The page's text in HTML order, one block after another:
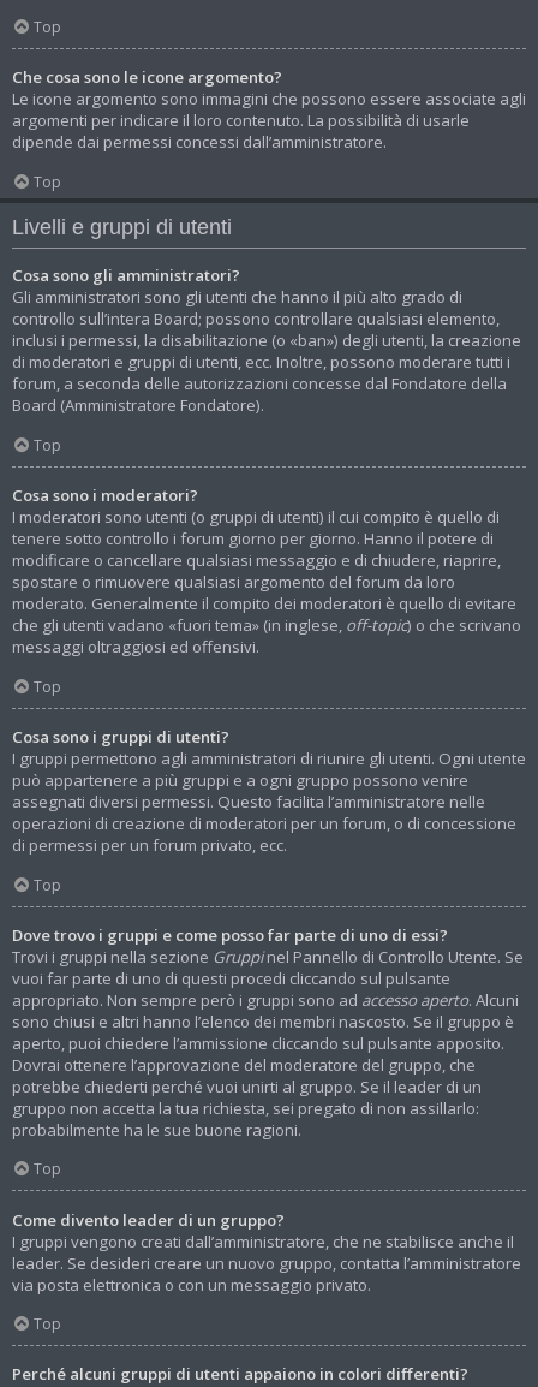
Top
Che cosa sono le icone argomento?
Le icone argomento sono immagini che possono essere associate agli
argomenti per indicare il loro contenuto. La possibilità di usarle
dipende dai permessi concessi dall’amministratore.
Top
Livelli e gruppi di utenti
Cosa sono gli amministratori?
Gli amministratori sono gli utenti che hanno il più alto grado di
controllo sull’intera Board; possono controllare qualsiasi elemento,
inclusi i permessi, la disabilitazione (o «ban») degli utenti, la creazione
di moderatori e gruppi di utenti, ecc. Inoltre, possono moderare tutti i
forum, a seconda delle autorizzazioni concesse dal Fondatore della
Board (Amministratore Fondatore).
Top
Cosa sono i moderatori?
I moderatori sono utenti (o gruppi di utenti) il cui compito è quello di
tenere sotto controllo i forum giorno per giorno. Hanno il potere di
modificare o cancellare qualsiasi messaggio e di chiudere, riaprire,
spostare o rimuovere qualsiasi argomento del forum da loro
moderato. Generalmente il compito dei moderatori è quello di evitare
che gli utenti vadano «fuori tema» (in inglese, off-topic) o che scrivano
messaggi oltraggiosi ed offensivi.
Top
Cosa sono i gruppi di utenti?
I gruppi permettono agli amministratori di riunire gli utenti. Ogni utente
può appartenere a più gruppi e a ogni gruppo possono venire
assegnati diversi permessi. Questo facilita l’amministratore nelle
operazioni di creazione di moderatori per un forum, o di concessione
di permessi per un forum privato, ecc.
Top
Dove trovo i gruppi e come posso far parte di uno di essi?
Trovi i gruppi nella sezione Gruppinel Pannello di Controllo Utente. Se
vuoi far parte di uno di questi procedi cliccando sul pulsante
appropriato. Non sempre però i gruppi sono ad accesso aperto. Alcuni
sono chiusi e altri hanno l’elenco dei membri nascosto. Se il gruppo è
aperto, puoi chiedere l’ammissione cliccando sul pulsante apposito.
Dovrai ottenere l’approvazione del moderatore del gruppo, che
potrebbe chiederti perché vuoi unirti al gruppo. Se il leader di un
gruppo non accetta la tua richiesta, sei pregato di non assillarlo:
probabilmente ha le sue buone ragioni.
Top
Come divento leader di un gruppo?
I gruppi vengono creati dall’amministratore, che ne stabilisce anche il
leader. Se desideri creare un nuovo gruppo, contatta l’amministratore
via posta elettronica o con un messaggio privato.
Top
Perché alcuni gruppi di utenti appaiono in colori differenti?